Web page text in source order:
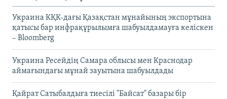
Украина КҚК-дағы Қазақстан мұнайының экспортына
қатысы бар инфрақұрылымға шабуылдамауға келіскен
– Bloomberg
Украина Ресейдің Самара облысы мен Краснодар
аймағындағы мұнай зауытына шабуылдады
Қайрат Сатыбалдыға тиесілі "Байсат" базары бір